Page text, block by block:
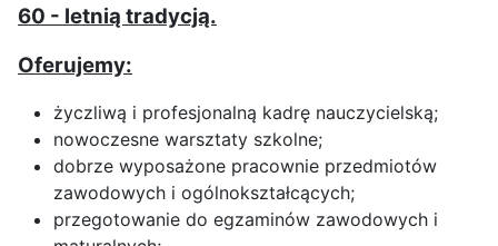
60 - letnią tradycją.
Oferujemy:
życzliwą i profesjonalną kadrę nauczycielską;
nowoczesne warsztaty szkolne;
dobrze wyposażone pracownie przedmiotów
zawodowych i ogólnokształcących;
przegotowanie do egzaminów zawodowych i